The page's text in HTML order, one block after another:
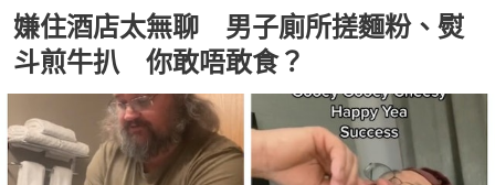
嫌住酒店太無聊 男子廁所搓麵粉、熨
斗煎牛扒 你敢唔敢食？